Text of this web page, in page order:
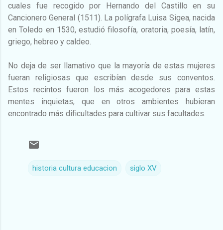
cuales fue recogido por Hernando del Castillo en su
Cancionero General (1511). La polígrafa Luisa Sigea, nacida
en Toledo en 1530, estudió filosofía, oratoria, poesía, latín,
griego, hebreo y caldeo.
No deja de ser llamativo que la mayoría de estas mujeres
fueran religiosas que escribían desde sus conventos.
Estos recintos fueron los más acogedores para estas
mentes inquietas, que en otros ambientes hubieran
encontrado más dificultades para cultivar sus facultades.
historia cultura educacion siglo XV